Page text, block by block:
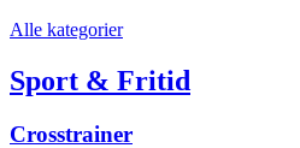
Alle kategorier
Sport & Fritid
Crosstrainer